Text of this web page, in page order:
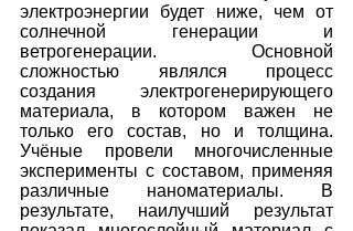
электроэнергии будет ниже, чем от
солнечной генерации и
ветрогенерации. Основной
сложностью являлся процесс
создания электрогенерирующего
материала, в котором важен не
только его состав, но и толщина.
Учёные провели многочисленные
эксперименты с составом, применяя
различные наноматериалы. В
результате, наилучший результат